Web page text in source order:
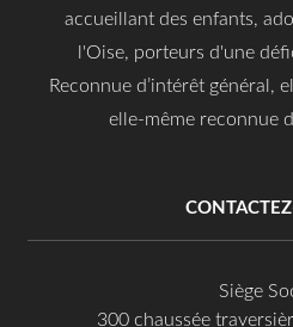
accueillant des enfants,
l'Oise, porteurs d'une
Reconnue d’intérêt général,
elle-même reconnue
Siège
300 chaussée